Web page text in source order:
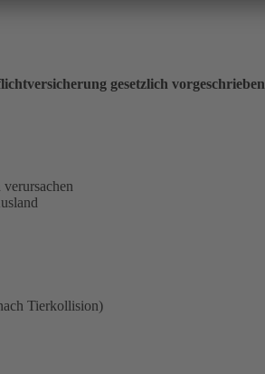
gesetzlich vorgeschrieben
Tierkollision)